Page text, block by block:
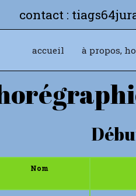
contact :
accueil à propos,
Nom